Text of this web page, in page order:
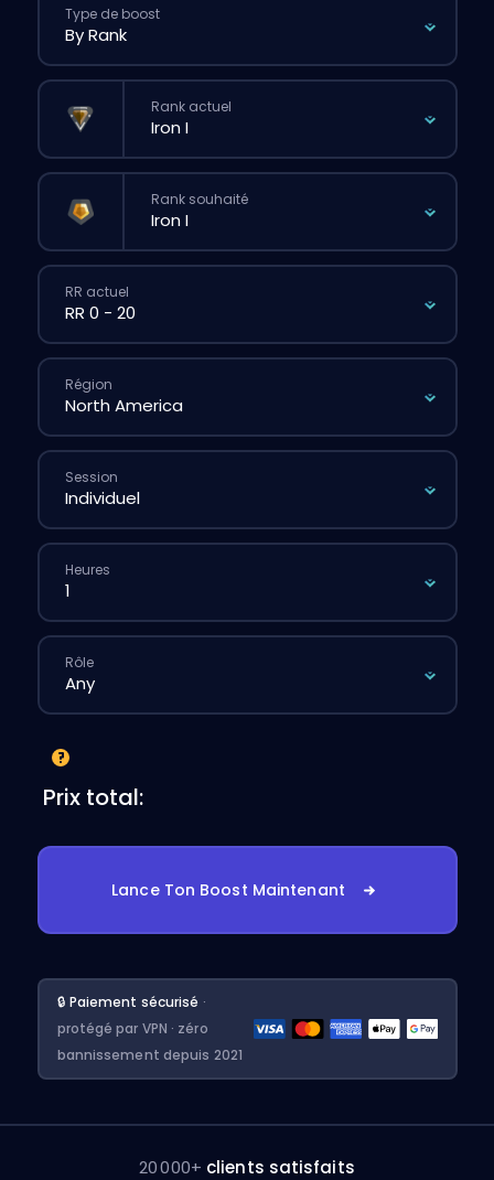
Type de boost
Rank actuel
Rank souhaité
RR actuel
Région
Session
Heures
Rôle
Prix total:
Lance Ton Boost Maintenant
🔒 Paiement sécurisé ·
protégé par VPN · zéro
bannissement depuis 2021
20 000+ clients satisfaits